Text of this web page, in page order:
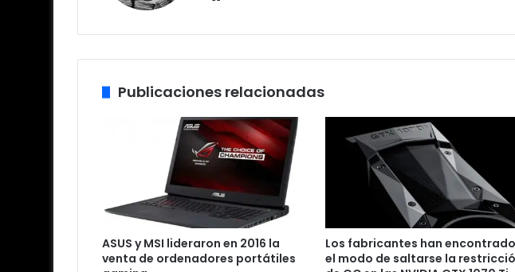
Publicaciones relacionadas
ASUS y MSI lideraron en 2016 la
venta de ordenadores portátiles
Los fabricantes han encontrado
el modo de saltarse la